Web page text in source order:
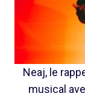
Neaj, le
musical